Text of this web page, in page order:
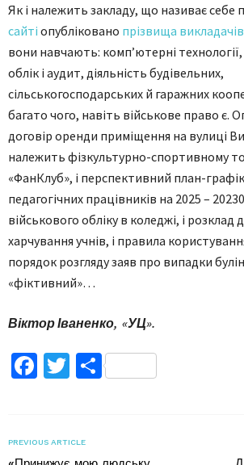
Як і належить закладу, що називає себе
сайті опубліковано прізвища викладачів
вони навчають: комп’ютерні
облік і аудит, діяльність будівельних,
сільськогосподарських й гаражних
багато чого, навіть військове право є.
договір оренди приміщення на вулиці
належить фізкультурно-спортивному
«ФанКлуб», і перспективний план-графік
педагогічних працівників на 2025 –
військового обліку в коледжі, і розклад
харчування учнів, і правила
порядок розгляду заяв про випадки
«фіктивний»…
Віктор Іваненко, «УЦ».
Facebook
TwitterПоділитися
PREVIOUS ARTICLE